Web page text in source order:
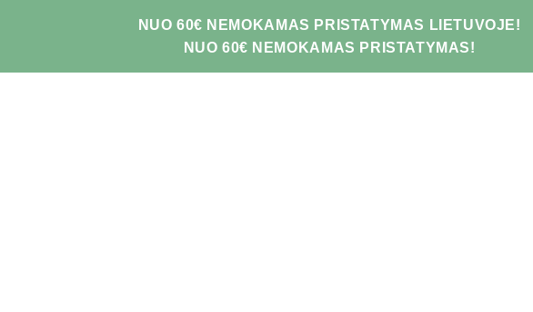
NUO 60€ NEMOKAMAS PRISTATYMAS LIETUVOJE!
NUO 60€ NEMOKAMAS PRISTATYMAS!